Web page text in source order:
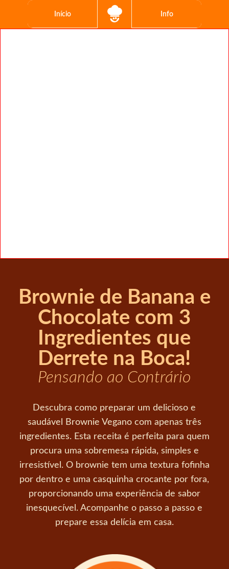
Início Info
Brownie de Banana e
Chocolate com 3
Ingredientes que
Derrete na Boca!
Pensando ao Contrário
Descubra como preparar um delicioso e
saudável Brownie Vegano com apenas três
ingredientes. Esta receita é perfeita para quem
procura uma sobremesa rápida, simples e
irresistível. O brownie tem uma textura fofinha
por dentro e uma casquinha crocante por fora,
proporcionando uma experiência de sabor
inesquecível. Acompanhe o passo a passo e
prepare essa delícia em casa.